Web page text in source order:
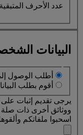
عدد الأحرف المتبقية:
البيانات
أطلب الوصول
أقوم بطلب
يرجى تقديم إثبات
ووثائق أخرى ذات صلة
اسحبوا ملفاتكم